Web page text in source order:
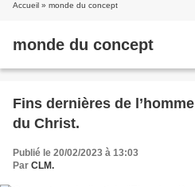
Accueil » monde du concept
monde du concept
Fins dernières de
du Christ.
Publié le 20/02/2023 à 13:03
Par CLM.